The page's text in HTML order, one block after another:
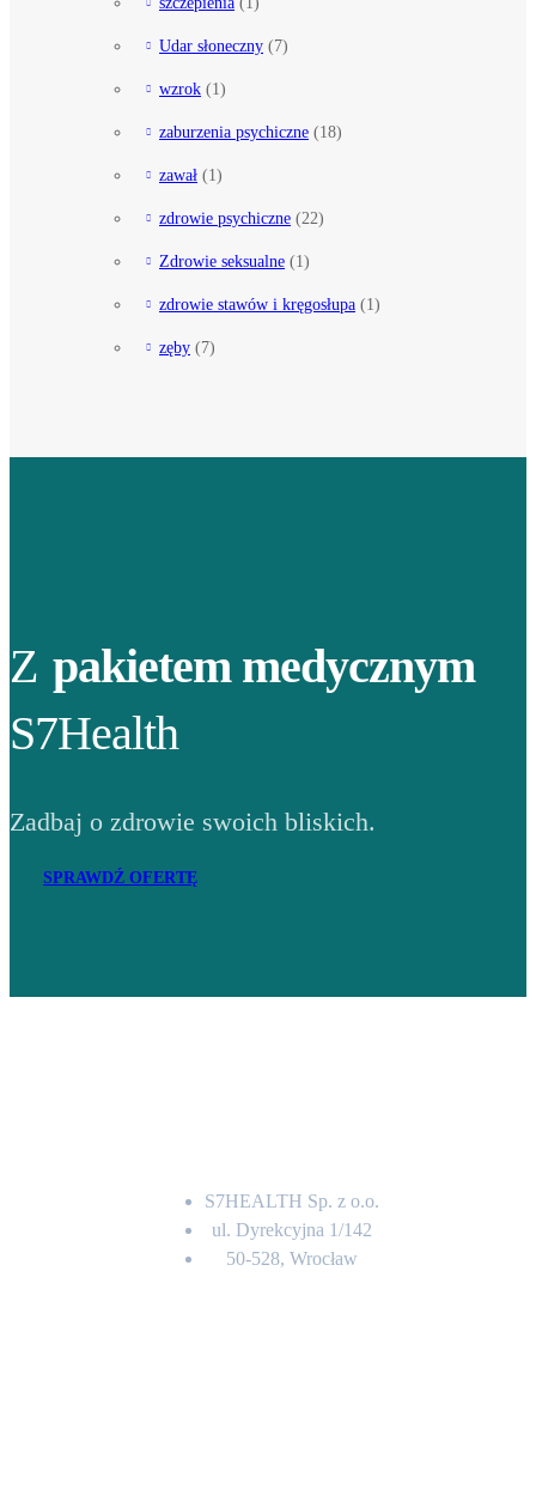
Udar słoneczny (7)
wzrok (1)
zaburzenia psychiczne (18)
zawał (1)
zdrowie psychiczne (22)
Zdrowie seksualne (1)
zdrowie stawów i kręgosłupa (1)
zęby (7)
Z pakietem medycznym
S7Health
Zadbaj o zdrowie swoich bliskich.
SPRAWDŹ OFERTĘ
S7HEALTH Sp. z o.o.
ul. Dyrekcyjna 1/142
50-528, Wrocław